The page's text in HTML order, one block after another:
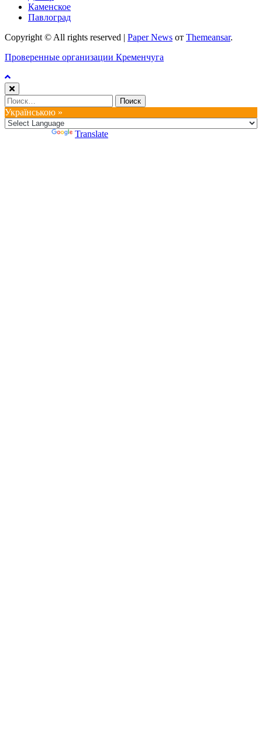
Каменское
Павлоград
Copyright © All rights reserved | Paper News от Themeansar.
Проверенные организации Кременчуга
Найти:
Українською »
Translate